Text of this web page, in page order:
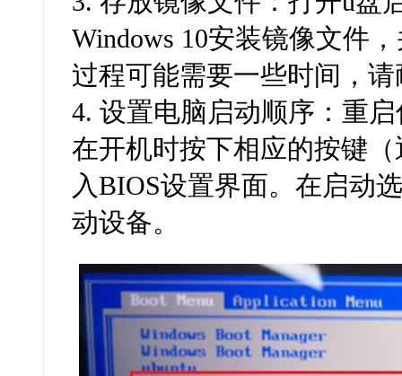
Windows 10安装镜像文件
过程可能需要一些时间，
4. 设置电脑启动顺序：重
在开机时按下相应的按键（
入BIOS设置界面。在启动
动设备。